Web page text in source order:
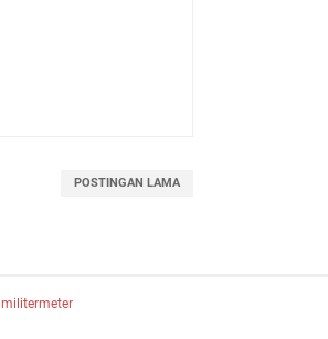
POSTINGAN LAMA
militermeter